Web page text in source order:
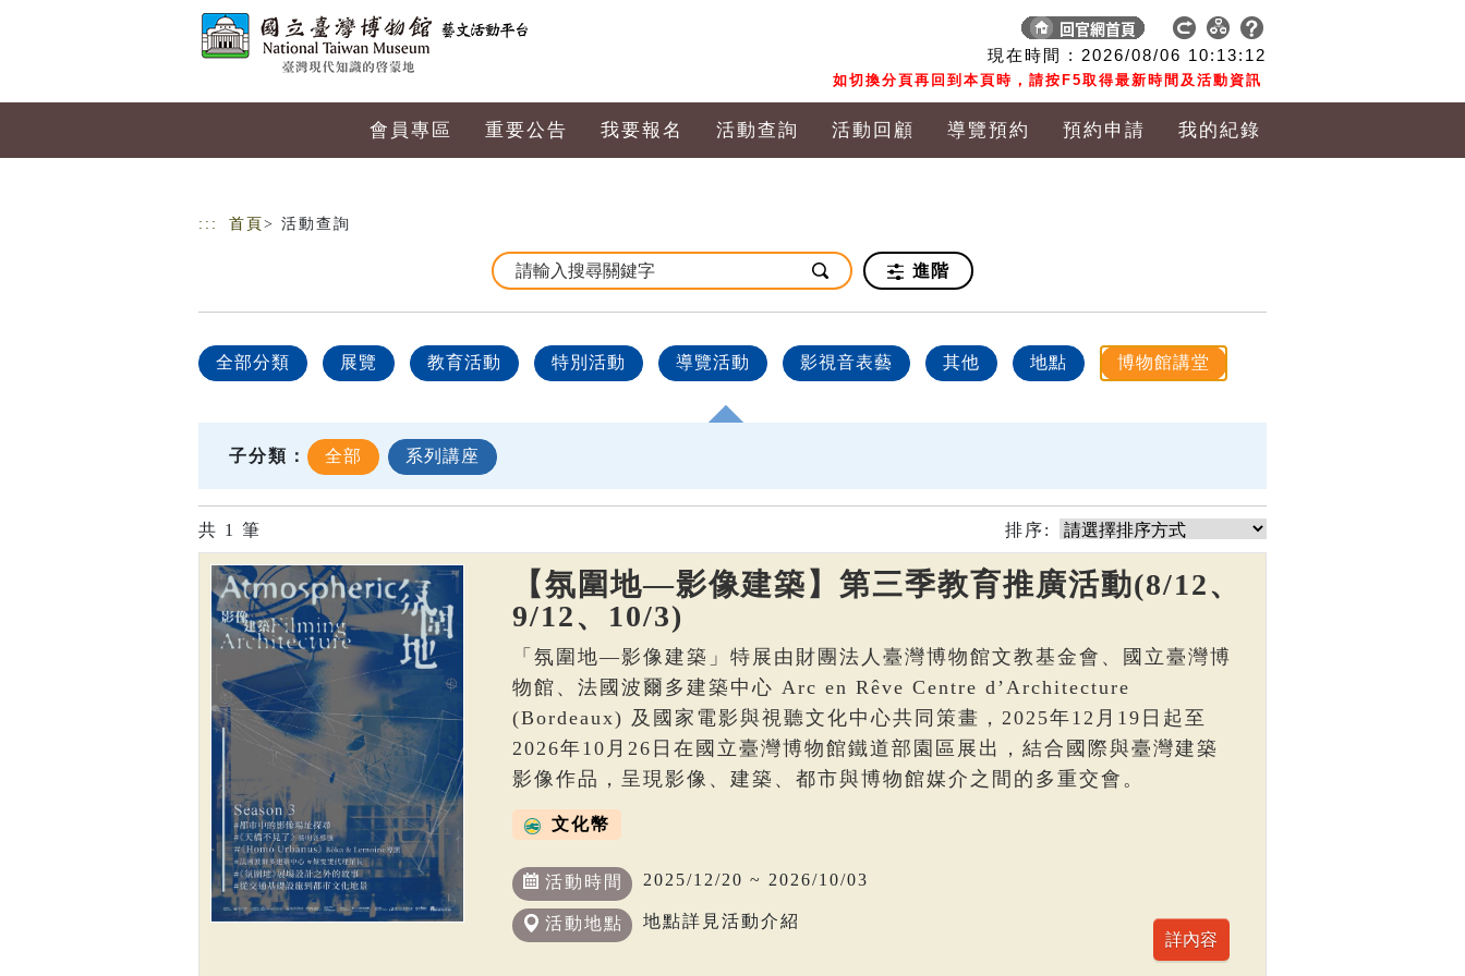
現在時間 : 2026/08/06 10:13:12
如切換分頁再回到本頁時，請按F5取得最新時間及活動資訊
會員專區 重要公告 我要報名 活動查詢 活動回顧 導覽預約 預約申請 我的紀錄
::: 首頁 > 活動查詢
進階
全部分類 展覽 教育活動 特別活動 導覽活動 影視音表藝 其他 地點 博物館講堂
子分類： 全部 系列講座
共 1 筆 排序:
【氛圍地—影像建築】第三季教育推廣活動(8/12、
9/12、10/3)
「氛圍地—影像建築」特展由財團法人臺灣博物館文教基金會、國立臺灣博
物館、法國波爾多建築中心 Arc en Rêve Centre d’Architecture
(Bordeaux) 及國家電影與視聽文化中心共同策畫，2025年12月19日起至
2026年10月26日在國立臺灣博物館鐵道部園區展出，結合國際與臺灣建築
影像作品，呈現影像、建築、都市與博物館媒介之間的多重交會。
文化幣
活動時間 2025/12/20 ~ 2026/10/03
活動地點 地點詳見活動介紹